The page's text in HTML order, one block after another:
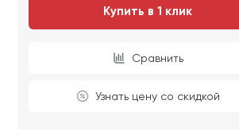
Купить в 1 клик
Сравнить
Узнать цену со скидкой